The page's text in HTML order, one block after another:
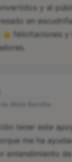
y al
en
felicitaciones
tener este
me ha
entendimiento